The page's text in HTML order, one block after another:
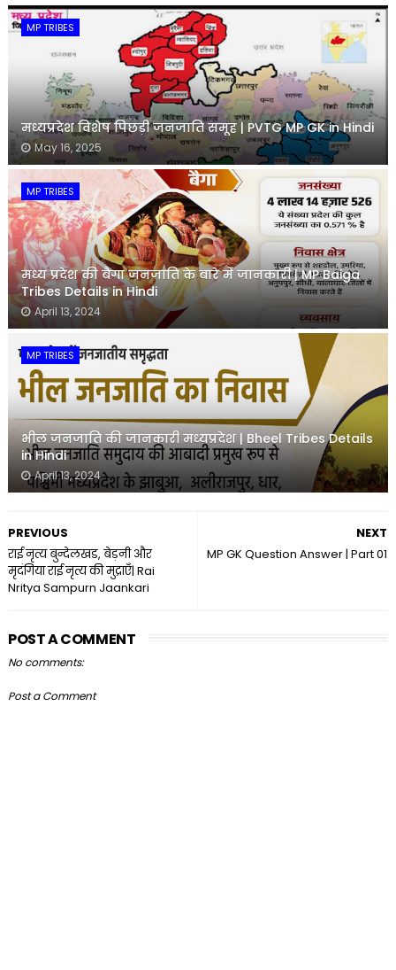
MP TRIBES
मध्यप्रदेश विशेष पिछड़ी जनजाति समूह | PVTG MP GK in Hindi
May 16, 2025
MP TRIBES
मध्य प्रदेश की बैगा जनजाति के बारे में जानकारी | MP Baiga
Tribes Details in Hindi
April 13, 2024
MP TRIBES
भील जनजाति की जानकारी मध्यप्रदेश | Bheel Tribes Details
in Hindi
April 13, 2024
NEXT
MP GK Question Answer | Part 01
PREVIOUS
राई नृत्य बुन्देलखड, बेड़नी और
मृदंगिया राई नृत्य की मुद्राएँ| Rai
Nritya Sampurn Jaankari
POST A COMMENT
No comments:
Post a Comment